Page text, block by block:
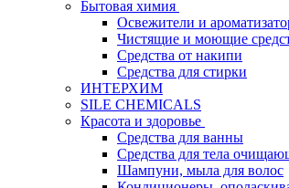
Бытовая химия
Освежители и
Чистящие и моющие
Средства от накипи
Средства для стирки
ИНТЕРХИМ
SILE CHEMICALS
Красота и здоровье
Средства для ванны
Средства для тела
Шампуни, мыла для волос